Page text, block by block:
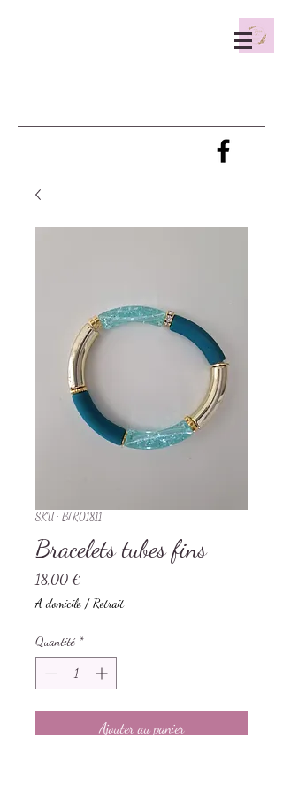
SKU : BTR01811
Bracelets tubes fins
18,00 €
A domicile / Retrait
Quantité *
Ajouter au panier